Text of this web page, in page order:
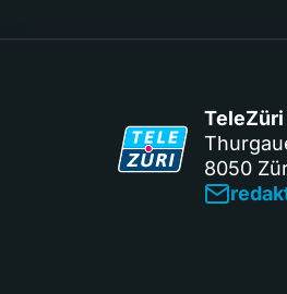
TeleZüri
8050